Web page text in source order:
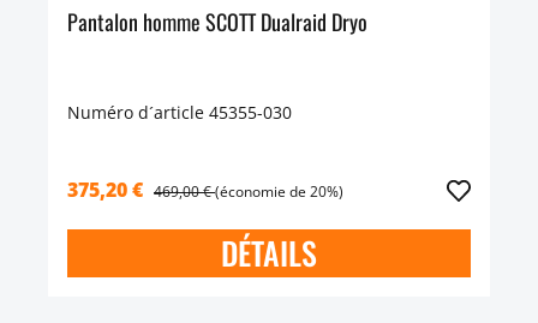
Pantalon homme SCOTT Dualraid Dryo
Numéro d´article 45355-030
375,20 € 469,00 €(économie de 20%)
DÉTAILS